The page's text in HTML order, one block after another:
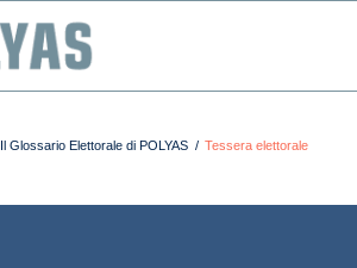
Il Glossario Elettorale di POLYAS / Tessera elettorale